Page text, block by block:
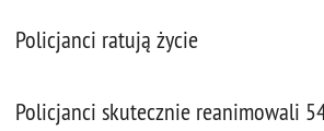
Policjanci ratują życie
Policjanci skutecznie reanimowali